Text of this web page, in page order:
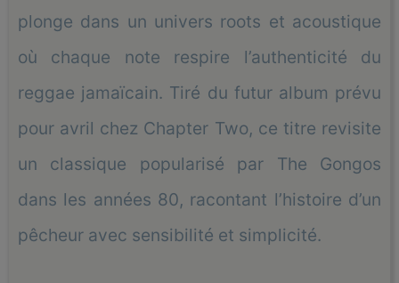
plonge dans un univers roots et acoustique
où chaque note respire l’authenticité du
reggae jamaïcain. Tiré du futur album prévu
pour avril chez Chapter Two, ce titre revisite
un classique popularisé par The Gongos
dans les années 80, racontant l’histoire d’un
pêcheur avec sensibilité et simplicité.